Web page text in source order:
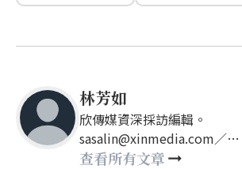
林芳如
欣傳媒資深採訪編輯。
sasalin@xinmedia.com／
happy21917@gmail.com
查看所有文章